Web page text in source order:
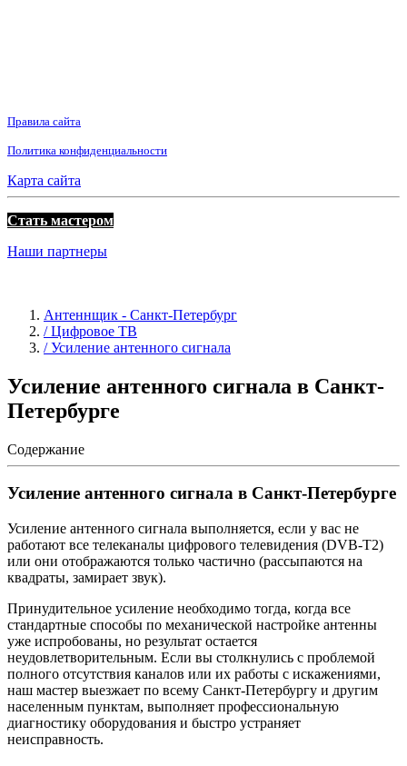
Правила сайта
Политика конфиденциальности
Карта сайта
Стать мастером
Наши партнеры
Антеннщик - Санкт-Петербург
/ Цифровое ТВ
/ Усиление антенного сигнала
Усиление антенного сигнала в Санкт-
Петербурге
Содержание
Усиление антенного сигнала в Санкт-Петербурге
Усиление антенного сигнала выполняется, если у вас не
работают все телеканалы цифрового телевидения (DVB-T2)
или они отображаются только частично (рассыпаются на
квадраты, замирает звук).
Принудительное усиление необходимо тогда, когда все
стандартные способы по механической настройке антенны
уже испробованы, но результат остается
неудовлетворительным. Если вы столкнулись с проблемой
полного отсутствия каналов или их работы с искажениями,
наш мастер выезжает по всему Санкт-Петербургу и другим
населенным пунктам, выполняет профессиональную
диагностику оборудования и быстро устраняет
неисправность.